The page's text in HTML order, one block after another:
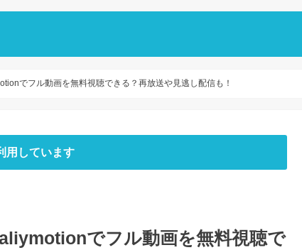
でフル動画を無料視聴できる？再放送や見逃し配信も！
用しています
でフル動画を無料視聴で